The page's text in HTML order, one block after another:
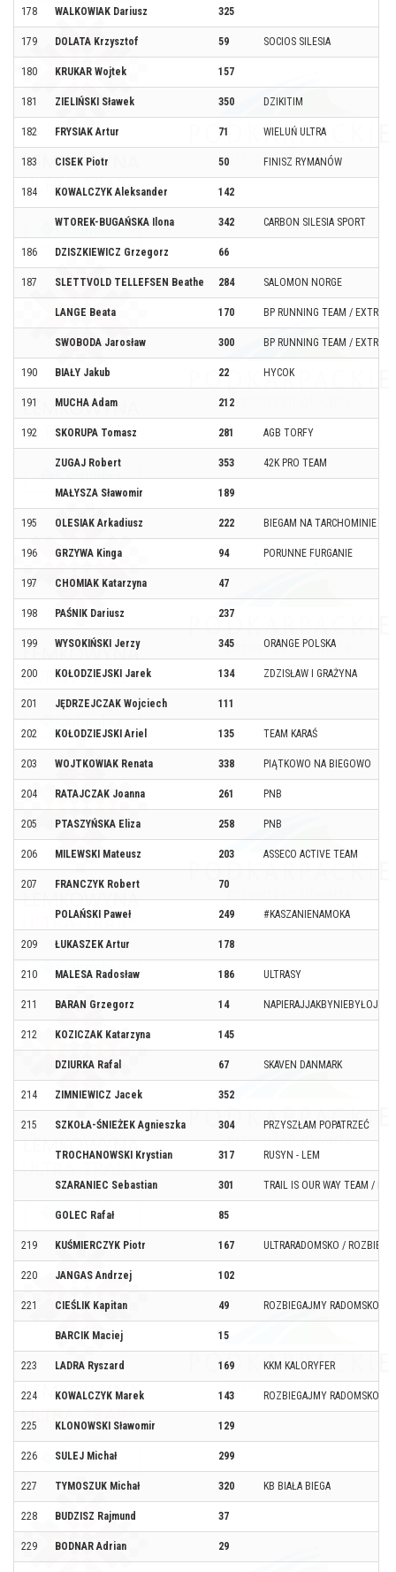
178 WALKOWIAK Dariusz 325
179 DOLATA Krzysztof 59 SOCIOS SILESIA
180 KRUKAR Wojtek 157
181 ZIELIŃSKI Sławek 350 DZIKITIM
182 FRYSIAK Artur 71 WIELUŃ ULTRA
183 CISEK Piotr 50 FINISZ RYMANÓW
184 KOWALCZYK Aleksander 142
WTOREK-BUGAŃSKA Ilona 342 CARBON SILESIA SPORT
186 DZISZKIEWICZ Grzegorz 66
187 SLETTVOLD TELLEFSEN Beathe 284 SALOMON NORGE
LANGE Beata 170 BP RUNNING TEAM /
SWOBODA Jarosław 300 BP RUNNING TEAM /
190 BIAŁY Jakub 22 HYCOK
191 MUCHA Adam 212
192 SKORUPA Tomasz 281 AGB TORFY
ZUGAJ Robert 353 42K PRO TEAM
MAŁYSZA Sławomir 189
195 OLESIAK Arkadiusz 222 BIEGAM NA TARCHOMINIE /
196 GRZYWA Kinga 94 PORUNNE FURGANIE
197 CHOMIAK Katarzyna 47
198 PAŚNIK Dariusz 237
199 WYSOKIŃSKI Jerzy 345 ORANGE POLSKA
200 KOŁODZIEJSKI Jarek 134 ZDZISŁAW I GRAŻYNA
201 JĘDRZEJCZAK Wojciech 111
202 KOŁODZIEJSKI Ariel 135 TEAM KARAŚ
203 WOJTKOWIAK Renata 338 PIĄTKOWO NA BIEGOWO
204 RATAJCZAK Joanna 261 PNB
205 PTASZYŃSKA Eliza 258 PNB
206 MILEWSKI Mateusz 203 ASSECO ACTIVE TEAM
207 FRANCZYK Robert 70
POLAŃSKI Paweł 249 #KASZANIENAMOKA
209 ŁUKASZEK Artur 178
210 MALESA Radosław 186 ULTRASY
211 BARAN Grzegorz 14
212 KOZICZAK Katarzyna 145
DZIURKA Rafal 67 SKAVEN DANMARK
214 ZIMNIEWICZ Jacek 352
215 SZKOŁA-ŚNIEŻEK Agnieszka 304 PRZYSZŁAM POPATRZEĆ
TROCHANOWSKI Krystian 317 RUSYN - LEM
SZARANIEC Sebastian 301 TRAIL IS OUR WAY TEAM /
GOLEC Rafał 85
219 KUŚMIERCZYK Piotr 167 ULTRARADOMSKO /
220 JANGAS Andrzej 102
221 CIEŚLIK Kapitan 49 ROZBIEGAJMY RADOMSKO
BARCIK Maciej 15
223 LADRA Ryszard 169 KKM KALORYFER
224 KOWALCZYK Marek 143 ROZBIEGAJMY RADOMSKO/
225 KLONOWSKI Sławomir 129
226 SULEJ Michał 299
227 TYMOSZUK Michał 320 KB BIAŁA BIEGA
228 BUDZISZ Rajmund 37
229 BODNAR Adrian 29